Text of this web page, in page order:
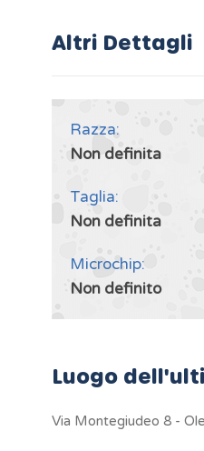
Altri Dettagli
Razza:
Non definita
Taglia:
Non definita
Microchip:
Non definito
Luogo
Via Montegiudeo 8 -